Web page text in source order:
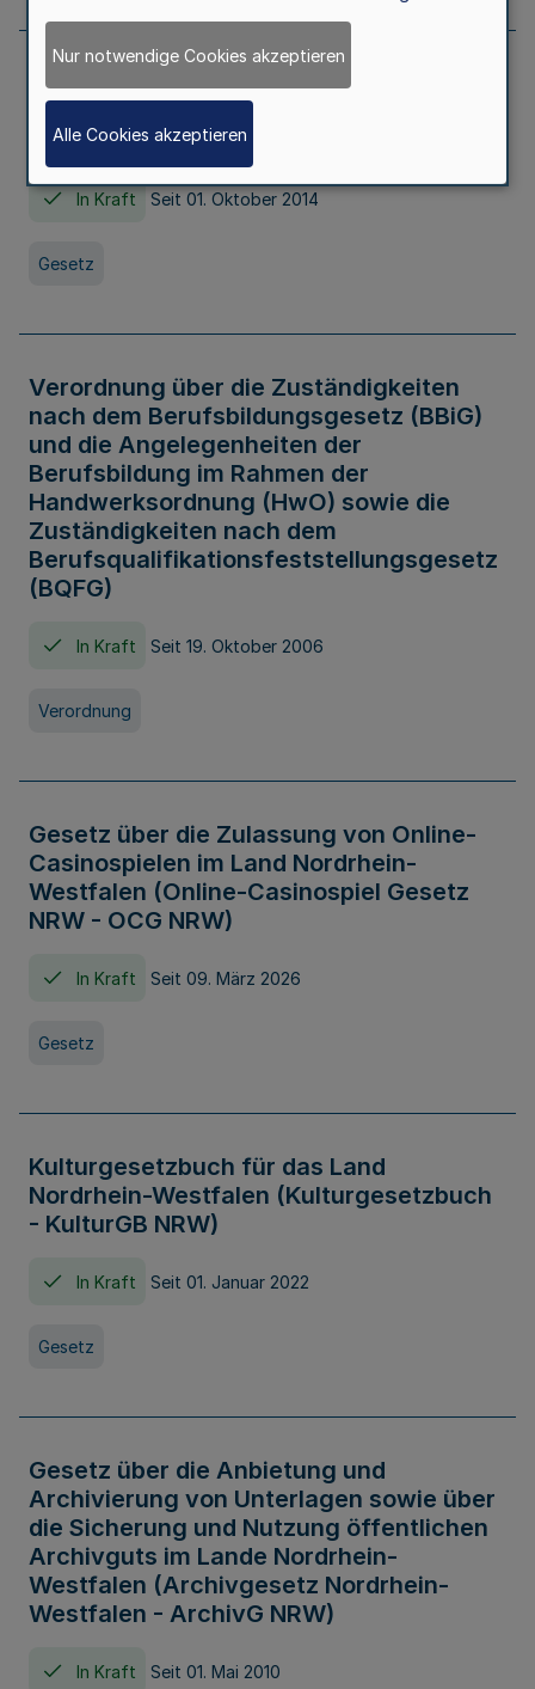
Gesetz über die Hochschulen des Landes
Nordrhein-Westfalen (Hochschulgesetz -
HG)
In Kraft Seit 01. Oktober 2014
Gesetz
Verordnung über die Zuständigkeiten
nach dem Berufsbildungsgesetz (BBiG)
und die Angelegenheiten der
Berufsbildung im Rahmen der
Handwerksordnung (HwO) sowie die
Zuständigkeiten nach dem
Berufsqualifikationsfeststellungsgesetz
(BQFG)
In Kraft Seit 19. Oktober 2006
Verordnung
Gesetz über die Zulassung von Online-
Casinospielen im Land Nordrhein-
Westfalen (Online-Casinospiel Gesetz
NRW - OCG NRW)
In Kraft Seit 09. März 2026
Gesetz
Kulturgesetzbuch für das Land
Nordrhein-Westfalen (Kulturgesetzbuch
- KulturGB NRW)
In Kraft Seit 01. Januar 2022
Gesetz
Gesetz über die Anbietung und
Archivierung von Unterlagen sowie über
die Sicherung und Nutzung öffentlichen
Archivguts im Lande Nordrhein-
Westfalen (Archivgesetz Nordrhein-
Westfalen - ArchivG NRW)
In Kraft Seit 01. Mai 2010
Nur notwendige Cookies akzeptieren
Alle Cookies akzeptieren